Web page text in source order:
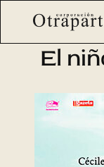
Saltar
contenido
Otraparte.org
El